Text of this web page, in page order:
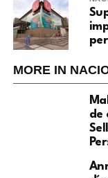
MORE IN
de